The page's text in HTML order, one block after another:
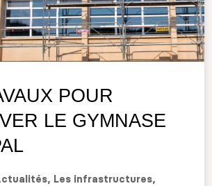
POUR
LE GYMNASE
, Les infrastructures,